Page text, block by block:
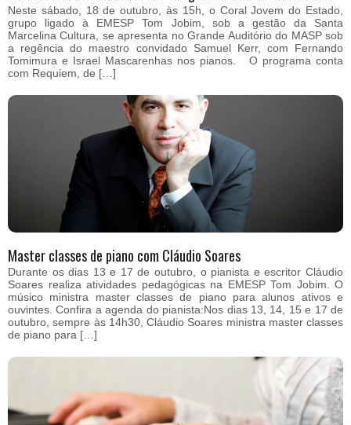
Neste sábado, 18 de outubro, às 15h, o Coral Jovem do Estado,
grupo ligado à EMESP Tom Jobim, sob a gestão da Santa
Marcelina Cultura, se apresenta no Grande Auditório do MASP sob
a regência do maestro convidado Samuel Kerr, com Fernando
Tomimura e Israel Mascarenhas nos pianos. O programa conta
com Requiem, de […]
Master classes de piano com Cláudio Soares
Durante os dias 13 e 17 de outubro, o pianista e escritor Cláudio
Soares realiza atividades pedagógicas na EMESP Tom Jobim. O
músico ministra master classes de piano para alunos ativos e
ouvintes. Confira a agenda do pianista:Nos dias 13, 14, 15 e 17 de
outubro, sempre às 14h30, Cláudio Soares ministra master classes
de piano para […]